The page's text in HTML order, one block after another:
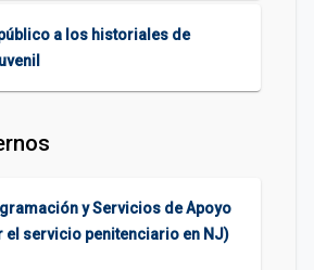
a los historiales de
y Servicios de Apoyo
el servicio penitenciario en NJ)